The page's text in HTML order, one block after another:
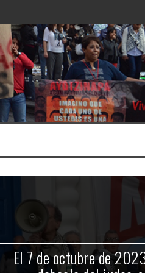
de Israel
Cuarenta años de